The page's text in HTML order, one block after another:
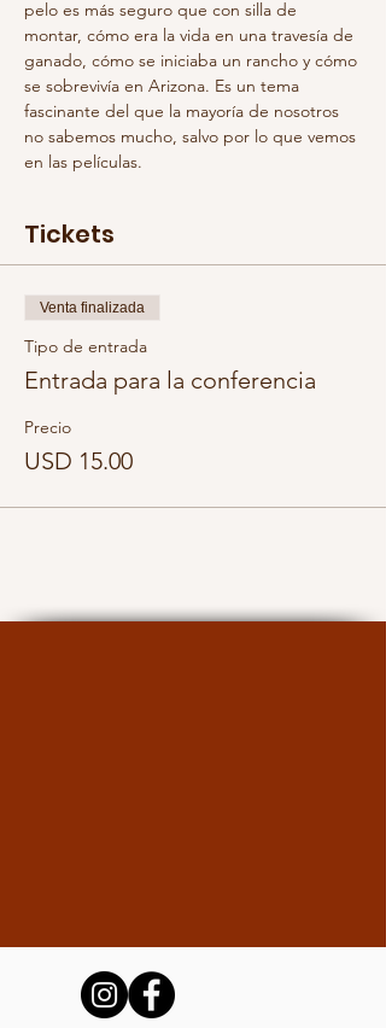
pelo es más seguro que con silla de
montar, cómo era la vida en una travesía de
ganado, cómo se iniciaba un rancho y cómo
se sobrevivía en Arizona. Es un tema
fascinante del que la mayoría de nosotros
no sabemos mucho, salvo por lo que vemos
en las películas.
Tickets
Venta finalizada
Tipo de entrada
Entrada para la conferencia
Precio
USD 15.00